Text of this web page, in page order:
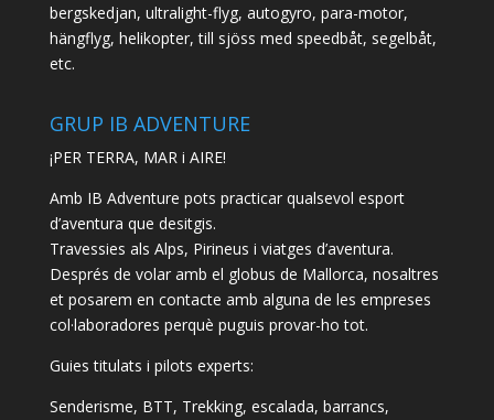
bergskedjan, ultralight-flyg, autogyro, para-motor,
hängflyg, helikopter, till sjöss med speedbåt, segelbåt,
etc.
GRUP IB ADVENTURE
¡PER TERRA, MAR i AIRE!
Amb IB Adventure pots practicar qualsevol esport
d’aventura que desitgis.
Travessies als Alps, Pirineus i viatges d’aventura.
Després de volar amb el globus de Mallorca, nosaltres
et posarem en contacte amb alguna de les empreses
col·laboradores perquè puguis provar-ho tot.
Guies titulats i pilots experts:
Senderisme, BTT, Trekking, escalada, barrancs,